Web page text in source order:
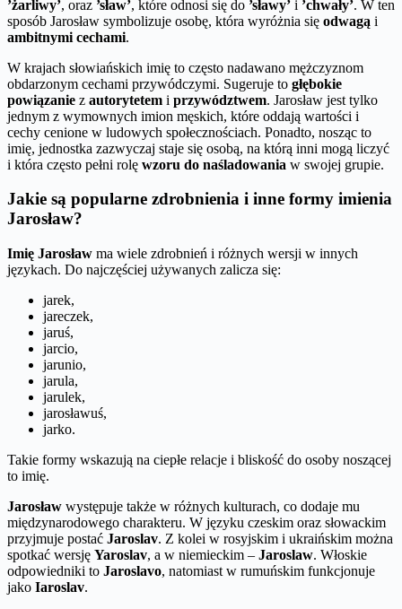
’żarliwy’, oraz ’sław’, które odnosi się do ’sławy’ i ’chwały’. W ten
sposób Jarosław symbolizuje osobę, która wyróżnia się odwagą i
ambitnymi cechami.
W krajach słowiańskich imię to często nadawano mężczyznom
obdarzonym cechami przywódczymi. Sugeruje to głębokie
powiązanie z autorytetem i przywództwem. Jarosław jest tylko
jednym z wymownych imion męskich, które oddają wartości i
cechy cenione w ludowych społecznościach. Ponadto, nosząc to
imię, jednostka zazwyczaj staje się osobą, na którą inni mogą liczyć
i która często pełni rolę wzoru do naśladowania w swojej grupie.
Jakie są popularne zdrobnienia i inne formy imienia
Jarosław?
Imię Jarosław ma wiele zdrobnień i różnych wersji w innych
językach. Do najczęściej używanych zalicza się:
jarek,
jareczek,
jaruś,
jarcio,
jarunio,
jarula,
jarulek,
jarosławuś,
jarko.
Takie formy wskazują na ciepłe relacje i bliskość do osoby noszącej
to imię.
Jarosław występuje także w różnych kulturach, co dodaje mu
międzynarodowego charakteru. W języku czeskim oraz słowackim
przyjmuje postać Jaroslav. Z kolei w rosyjskim i ukraińskim można
spotkać wersję Yaroslav, a w niemieckim – Jaroslaw. Włoskie
odpowiedniki to Jaroslavo, natomiast w rumuńskim funkcjonuje
jako Iaroslav.